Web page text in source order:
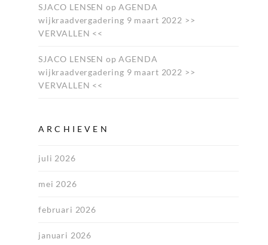
SJACO LENSEN opAGENDA
wijkraadvergadering 9 maart 2022 >>
VERVALLEN <<
SJACO LENSEN opAGENDA
wijkraadvergadering 9 maart 2022 >>
VERVALLEN <<
ARCHIEVEN
juli 2026
mei 2026
februari 2026
januari 2026